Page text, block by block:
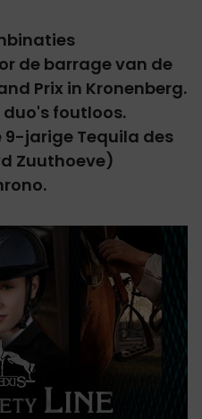
de barrage van de
Prix in Kronenberg.
duo's foutloos.
9-jarige Tequila des
Zuuthoeve)